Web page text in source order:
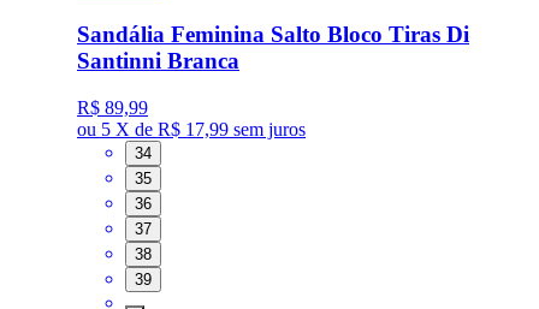
Sandália Feminina Salto Bloco Tiras Di
Santinni Branca
R$ 89,99
ou 5 X de R$ 17,99 sem juros
34
35
36
37
38
39